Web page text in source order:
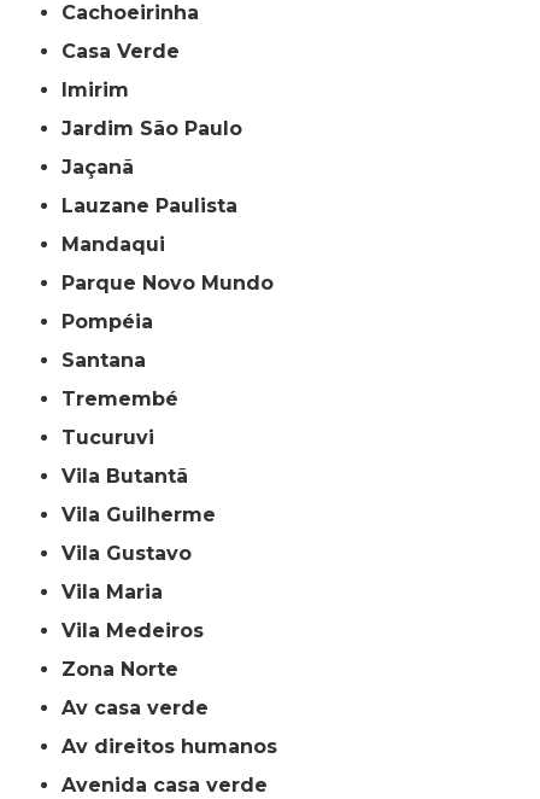
Cachoeirinha
Casa Verde
Imirim
Jardim São Paulo
Jaçanã
Lauzane Paulista
Mandaqui
Parque Novo Mundo
Pompéia
Santana
Tremembé
Tucuruvi
Vila Butantã
Vila Guilherme
Vila Gustavo
Vila Maria
Vila Medeiros
Zona Norte
av casa verde
av direitos humanos
avenida casa verde